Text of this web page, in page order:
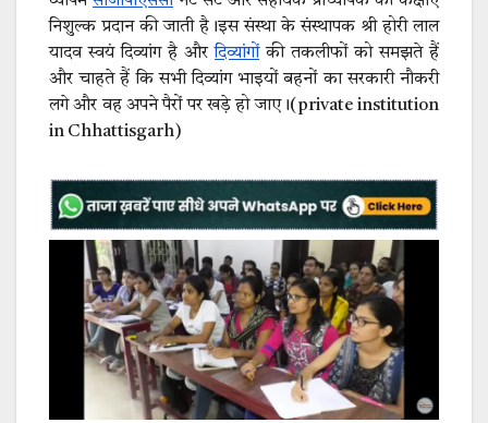
निशुल्क प्रदान की जाती है।इस संस्था के संस्थापक श्री होरी लाल
यादव स्वयं दिव्यांग है औरदिव्यांगोंकी तकलीफों को समझते हैं
और चाहते हैं कि सभी दिव्यांग भाइयों बहनों का सरकारी नौकरी
लगे और वह अपने पैरों पर खड़े हो जाए।(private institution
in Chhattisgarh)